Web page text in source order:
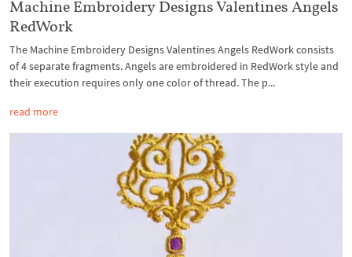
Machine Embroidery Designs Valentines Angels
RedWork
The Machine Embroidery Designs Valentines Angels RedWork consists
of 4 separate fragments. Angels are embroidered in RedWork style and
their execution requires only one color of thread. The p...
read more